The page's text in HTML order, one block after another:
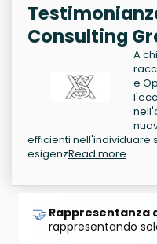
Consulting
A
e
efficienti nell'individuare
esigenzRead more
🤝 Rappresentanza
rappresentando